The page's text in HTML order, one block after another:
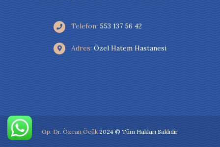
Telefon: 553 137 56 42
Adres:Özel Hatem Hastanesi
Op. Dr. Özcan Öcük2024 © Tüm Hakları Saklıdır.